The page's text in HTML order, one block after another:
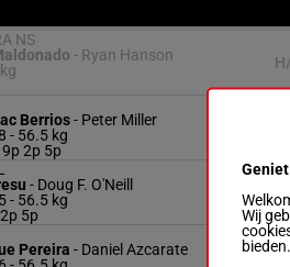
NS
- Ryan Hanson
Berrios- Peter Miller
- 56.5 kg
2p 5p
- Doug F. O'Neill
- 56.5 kg
5p
Pereira - Daniel Azcarate
Wij